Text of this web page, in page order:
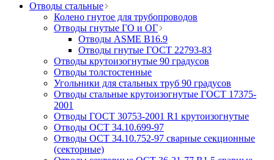
Отводы стальные
Колено гнутое для трубопроводов
Отводы гнутые ГО и ОГ
Отводы ASME B16.9
Отводы гнутые ГОСТ 22793-83
Отводы крутоизогнутые 90 градусов
Отводы толстостенные
Угольники для стальных труб 90 градусов
Отводы стальные крутоизогнутые ГОСТ 17375-
2001
Отводы ГОСТ 30753-2001 R1 крутоизогнутые
Отводы ОСТ 34.10.699-97
Отводы ОСТ 34.10.752-97 сварные секционные
(секторные)